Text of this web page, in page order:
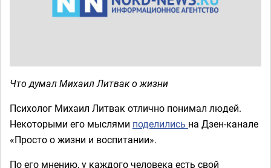
Что думал Михаил Литвак о жизни
Психолог Михаил Литвак отлично понимал людей.
Некоторыми его мыслями поделились на Дзен-канале
«Просто о жизни и воспитании».
По его мнению, у каждого человека есть свой